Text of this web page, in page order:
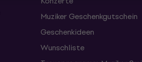
Muziker Geschenkgutschein
Geschenkideen
Wunschliste